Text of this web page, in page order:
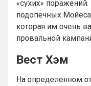
«сухих»
подопечных
которая им очень
провальной
Вест Хэм
На определенном